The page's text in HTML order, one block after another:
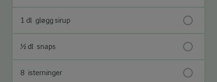
1 dl gløgg sirup
½ dl snaps
8 isterninger